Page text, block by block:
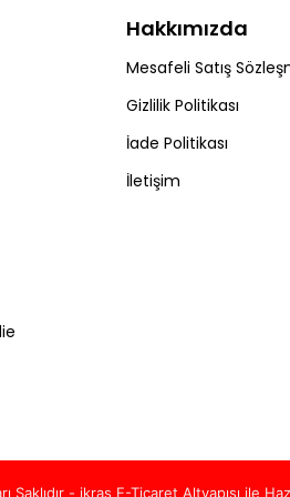
Hakkımızda
Mesafeli Satış
Gizlilik Politikası
İade Politikası
İletişim
Saklıdır - ikras E-Ticaret Altyapısı ile